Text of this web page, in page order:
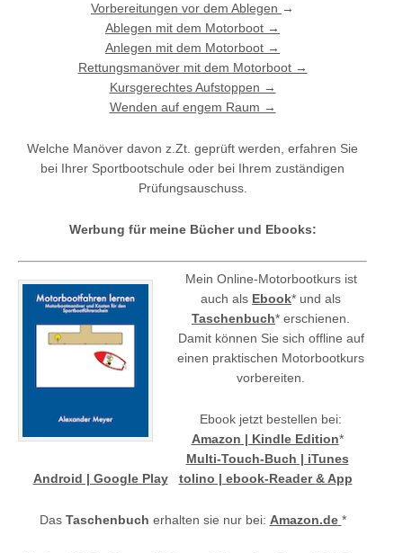
Vorbereitungen vor dem Ablegen →
Ablegen mit dem Motorboot →
Anlegen mit dem Motorboot →
Rettungsmanöver mit dem Motorboot →
Kursgerechtes Aufstoppen →
Wenden auf engem Raum →
Welche Manöver davon z.Zt. geprüft werden, erfahren Sie
bei Ihrer Sportbootschule oder bei Ihrem zuständigen
Prüfungsauschuss.
Werbung für meine Bücher und Ebooks:
Mein Online-Motorbootkurs ist
auch als Ebook* und als
Taschenbuch* erschienen.
Damit können Sie sich offline auf
einen praktischen Motorbootkurs
vorbereiten.
Ebook jetzt bestellen bei:
Amazon | Kindle Edition*
Multi-Touch-Buch | iTunes
Android | Google Play
tolino | ebook-Reader & App
Das Taschenbuch erhalten sie nur bei: Amazon.de *